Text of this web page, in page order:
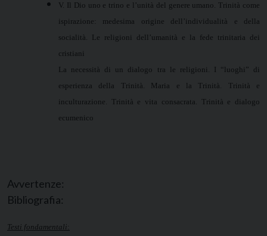
V. Il Dio uno e trino e l’unità del genere umano. Trinità come
ispirazione: medesima origine dell’individualità e della
socialità. Le religioni dell’umanità e la fede trinitaria dei
cristiani
La necessità di un dialogo tra le religioni. I “luoghi” di
esperienza della Trinità. Maria e la Trinità. Trinità e
inculturazione. Trinità e vita consacrata. Trinità e dialogo
ecumenico
Avvertenze:
Bibliografia:
Testi fondamentali: